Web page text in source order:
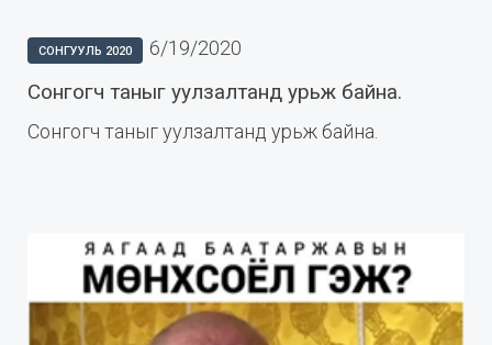
СОНГУУЛЬ 2020 6/19/2020
Сонгогч таныг уулзалтанд урьж байна.
Сонгогч таныг уулзалтанд урьж байна.